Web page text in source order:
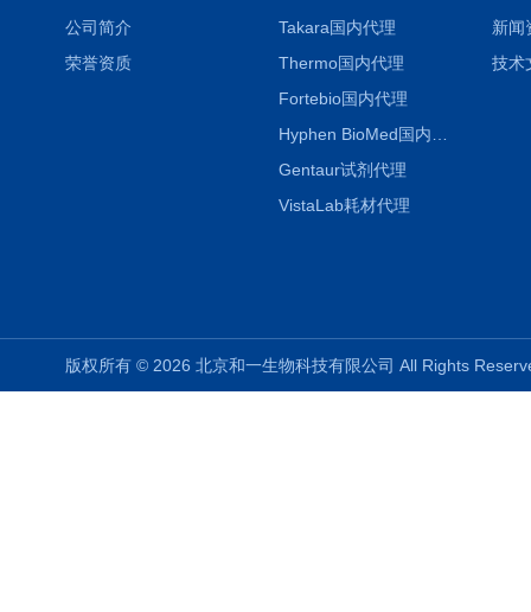
公司简介
荣誉资质
Takara国内代理
Thermo国内代理
Fortebio国内代理
Gentaur试剂代理
VistaLab耗材代理
新闻
技术
版权所有 © 2026 北京和一生物科技有限公司 All Rights